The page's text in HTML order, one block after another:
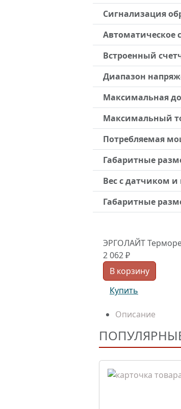
Сигнализация
Автоматическое
Встроенный
Диапазон
Максимальная
Максимальный
Потребляемая
Габаритные
Вес с датчиком и
Габаритные
ЭРГОЛАЙТ
2 062 ₽
В корзину
Купить
Описание